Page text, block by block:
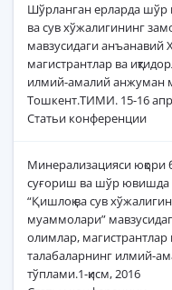
Шўрланган ерларда шўр
ва сув хўжалигининг
мавзусидаги анъанавий
магистрантлар ва
илмий-амалий анжуман
Тошкент.ТИМИ. 15-16
Статьи конференции
Минерализацияси юқори
суғориш ва шўр
“Қишлоқ ва сув
муаммолари”
олимлар, магистрантлар
талабаларнинг илмий-
тўплами.1-қисм, 2016